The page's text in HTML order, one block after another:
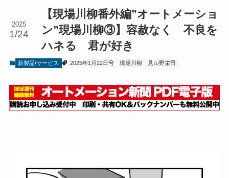
【現場川柳番外編”オートメーショ
ン”現場川柳③】容赦なく 不良を
ハネる 君が好き
2025
1/24
新製品/サービス 2025年1月22日号 現場川柳 見ル野栄司